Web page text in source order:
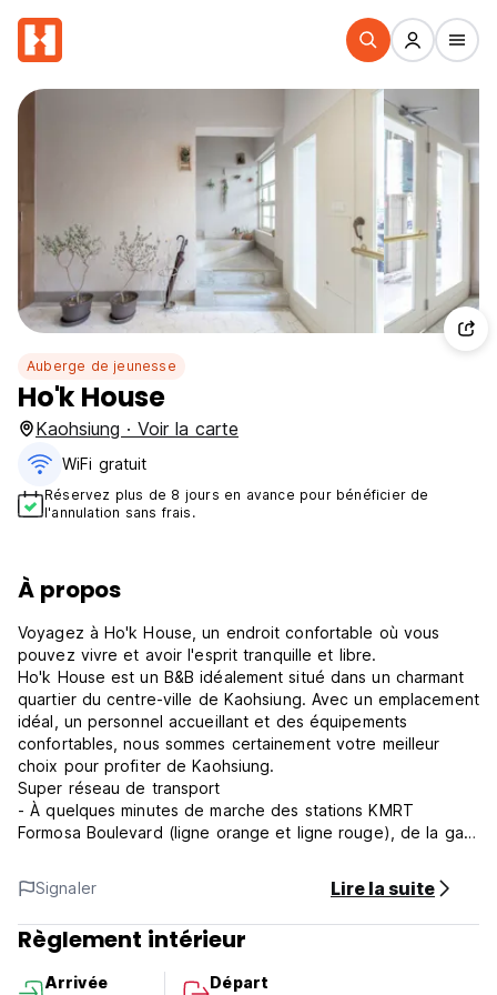
Auberge de jeunesse
Ho'k House
Kaohsiung · Voir la carte
WiFi gratuit
Réservez plus de 8 jours en avance pour bénéficier de
l'annulation sans frais.
À propos
Voyagez à Ho'k House, un endroit confortable où vous
pouvez vivre et avoir l'esprit tranquille et libre.
Ho'k House est un B&B idéalement situé dans un charmant
quartier du centre-ville de Kaohsiung. Avec un emplacement
idéal, un personnel accueillant et des équipements
confortables, nous sommes certainement votre meilleur
choix pour profiter de Kaohsiung.
Super réseau de transport
- À quelques minutes de marche des stations KMRT
Formosa Boulevard (ligne orange et ligne rouge), de la gare
et les sites intéressants de la ville de Kaohsiung) et de la
station de location C-BIKE.
Convivialité pour les voyageurs
- Un plan de quartier vous aide à vivre comme si vous
- Sélection de guides et de magazines. Informations
Signaler Lire la suite
Règlement intérieur
Arrivée
Départ